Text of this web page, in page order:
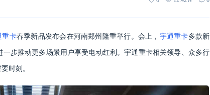
重卡春季新品发布会在河南郑州隆重举行。会上， 宇通重卡多款新
步推动更多场景用户享受电动红利。宇通重卡相关领导、众多行
时刻。